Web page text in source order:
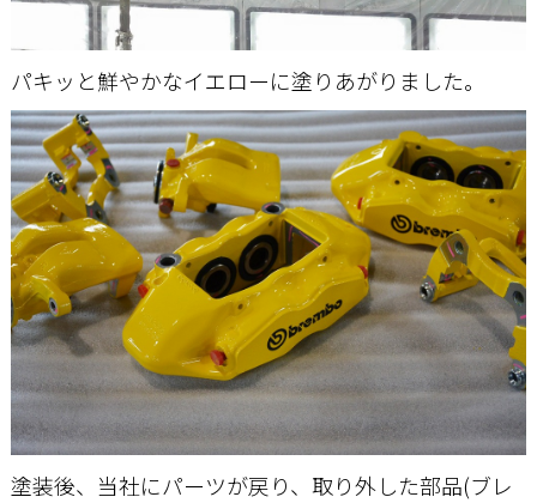
パキッと鮮やかなイエローに塗りあがりました。
塗装後、当社にパーツが戻り、取り外した部品(ブレ